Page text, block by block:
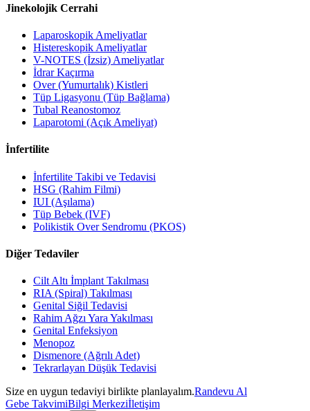
Jinekolojik Cerrahi
Laparoskopik Ameliyatlar
Histereskopik Ameliyatlar
V-NOTES (İzsiz) Ameliyatlar
İdrar Kaçırma
Over (Yumurtalık) Kistleri
Tüp Ligasyonu (Tüp Bağlama)
Tubal Reanostomoz
Laparotomi (Açık Ameliyat)
İnfertilite
İnfertilite Takibi ve Tedavisi
HSG (Rahim Filmi)
IUI (Aşılama)
Tüp Bebek (IVF)
Polikistik Over Sendromu (PKOS)
Diğer Tedaviler
Cilt Altı İmplant Takılması
RIA (Spiral) Takılması
Genital Siğil Tedavisi
Rahim Ağzı Yara Yakılması
Genital Enfeksiyon
Menopoz
Dismenore (Ağrılı Adet)
Tekrarlayan Düşük Tedavisi
Size en uygun tedaviyi birlikte planlayalım.Randevu Al
Gebe TakvimiBilgi Merkeziİletişim